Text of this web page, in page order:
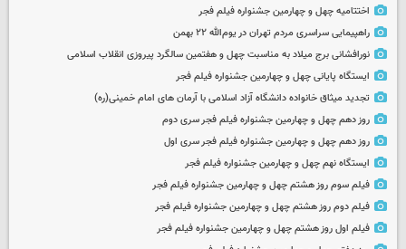
اختتامیه چهل و چهارمین جشنواره فیلم فجر
راهپیمایی سراسری مردم تهران در یوم‌الله ۲۲ بهمن
نورافشانی برج میلاد به مناسبت چهل‌ و هفتمین سالگرد پیروزی انقلاب اسلامی
ایستگاه پایانی چهل و چهارمین جشنواره فیلم فجر
تجدید میثاق خانواده دانشگاه آزاد اسلامی با آرمان های امام خمینی(ره)
روز دهم چهل و چهارمین جشنواره فیلم فجر سری دوم
روز دهم چهل و چهارمین جشنواره فیلم فجر سری اول
ایستگاه نهم چهل و چهارمین جشنواره فیلم فجر
فیلم سوم روز هشتم چهل و چهارمین جشنواره فیلم فجر
فیلم دوم روز هشتم چهل و چهارمین جشنواره فیلم فجر
فیلم اول روز هشتم چهل و چهارمین جشنواره فیلم فجر